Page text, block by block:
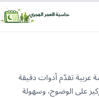
عربية تقدّم أدوات دقيقة
على الوضوح، وسهولة